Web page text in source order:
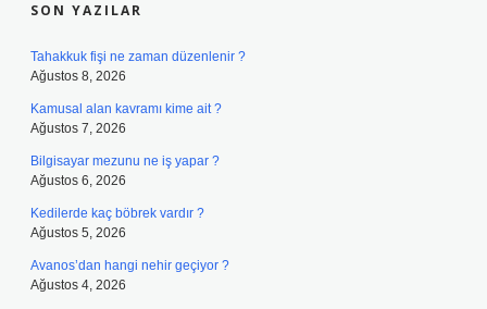
SON YAZILAR
Tahakkuk fişi ne zaman düzenlenir ?
Ağustos 8, 2026
Kamusal alan kavramı kime ait ?
Ağustos 7, 2026
Bilgisayar mezunu ne iş yapar ?
Ağustos 6, 2026
Kedilerde kaç böbrek vardır ?
Ağustos 5, 2026
Avanos’dan hangi nehir geçiyor ?
Ağustos 4, 2026